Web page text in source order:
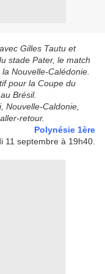
Gilles Tautu et
stade Pater, le match
Nouvelle-Calédonie.
pour la Coupe du
Brésil.
Nouvelle-Caldonie,
retour.
Polynésie 1ère
11 septembre à 19h40.